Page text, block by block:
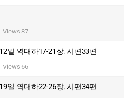
Views 87
일 역대하17-21장, 시편33편
Views 66
일 역대하22-26장, 시편34편